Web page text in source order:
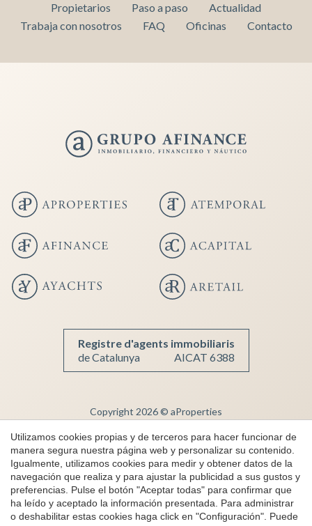
Propietarios Paso a paso
Actualidad
Trabaja con nosotros
FAQ Oficinas Contacto
Registre d'agents immobiliaris
de Catalunya
AICAT 6388
Copyright 2026 © aProperties
Inmobiliaria de lujo
AICAT 6388
Aviso Legal
Política de Privacidad
Política de cookies
Utilizamos cookies propias y de terceros para hacer funcionar de
manera segura nuestra página web y personalizar su contenido.
Igualmente, utilizamos cookies para medir y obtener datos de la
navegación que realiza y para ajustar la publicidad a sus gustos y
preferencias. Pulse el botón "Aceptar todas" para confirmar que
ha leído y aceptado la información presentada. Para administrar
o deshabilitar estas cookies haga click en "Configuración". Puede
Guardar configuración Aceptar todas